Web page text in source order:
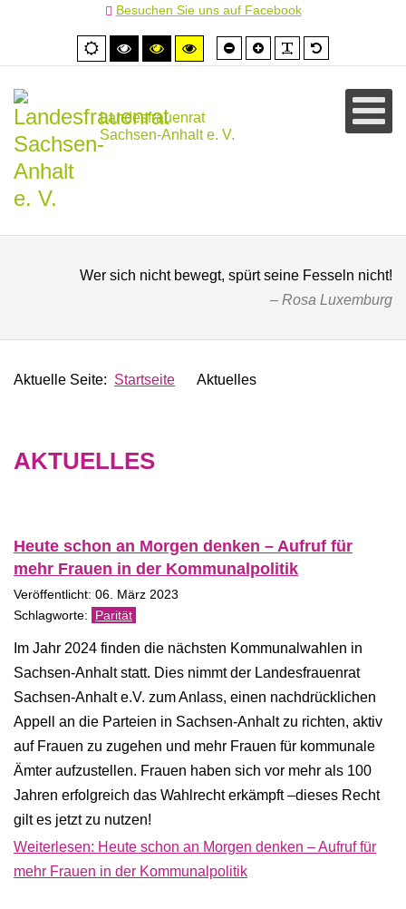
Besuchen Sie uns auf Facebook
Normale
Ansicht
Hoher
Kontrast
Hoher
Kontrast
Hoher
Kontrast
Schrift
kleiner
Schrift
größer
Landesfrauenrat
Sachsen-Anhalt e. V.
Wer sich nicht bewegt, spürt seine Fesseln nicht!
Rosa Luxemburg
Aktuelle Seite: Startseite Aktuelles
AKTUELLES
Heute schon an Morgen denken – Aufruf für
mehr Frauen in der Kommunalpolitik
Veröffentlicht: 06. März 2023
Parität
Im Jahr 2024 finden die nächsten Kommunalwahlen in
Sachsen-Anhalt statt. Dies nimmt der Landesfrauenrat
Sachsen-Anhalt e.V. zum Anlass, einen nachdrücklichen
Appell an die Parteien in Sachsen-Anhalt zu richten, aktiv
auf Frauen zu zugehen und mehr Frauen für kommunale
Ämter aufzustellen. Frauen haben sich vor mehr als 100
Jahren erfolgreich das Wahlrecht erkämpft –dieses Recht
gilt es jetzt zu nutzen!
Weiterlesen: Heute schon an Morgen denken – Aufruf für
mehr Frauen in der Kommunalpolitik